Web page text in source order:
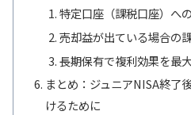
特定口座（課税口座）へ
売却益が出ている場合の
長期保有で複利効果を最
まとめ：ジュニアNISA終了
けるために